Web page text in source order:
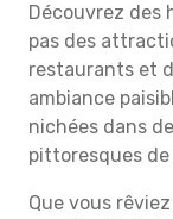
Découvrez des
pas des
restaurants et
ambiance
nichées dans
pittoresques
Que vous